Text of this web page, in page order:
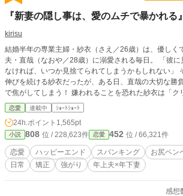
『新妻の隠し事は、愛のムチで暴かれる』
kirisu
結婚半年の専業主婦・紗衣（さえ／26歳）は、優しく
夫・直哉（なおや／28歳）に溺愛される毎日。 「彼
なければ、いつか見捨てられてしまうかもしれない」
伸びを続ける紗衣だったが、ある日、直哉の大切な勝
で焦がしてしまう！ 嫌われることを恐れた紗衣は「クリーニング屋が紛失し
た」と小さな嘘を重ねてしまう。しかし、直哉は最初
た。 彼が本当に怒っていたのは、シャツをダメにした
自分を頼らず、見え透いた嘘をつき続けたこと。 「大人ぶって嘘をつく悪い子
には、お尻ペンペンでお説教してあげる」 逃げ場のない夜のリビング。 ダイニ
ングチェアで夫の膝の上に引きずり込まれた紗衣は、
を剥ぎ取られ、容赦のない素手のスパンキングでお尻
しまう。 痛さと情けなさで強がりの鎧を砕かれ、子どものように泣きじゃくっ
恋愛 連載中 ｼｮｰﾄｼｮｰﾄ
24h.ポイント 1,565pt
小説 808 位 / 228,623件 恋愛 452 位 / 66,321件
恋愛 ハッピーエンド スパンキング お尻ペン
日常
矯正 強がり 年上夫×年下妻
感想